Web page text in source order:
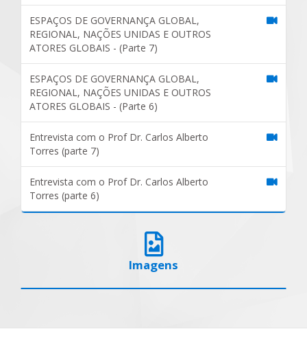
ESPAÇOS DE GOVERNANÇA GLOBAL,
REGIONAL, NAÇÕES UNIDAS E OUTROS
ATORES GLOBAIS - (Parte 7)
ESPAÇOS DE GOVERNANÇA GLOBAL,
REGIONAL, NAÇÕES UNIDAS E OUTROS
ATORES GLOBAIS - (Parte 6)
Entrevista com o Prof Dr. Carlos Alberto
Torres (parte 7)
Entrevista com o Prof Dr. Carlos Alberto
Torres (parte 6)
Imagens